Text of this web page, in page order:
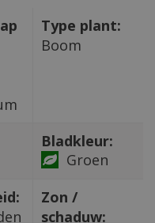
Type plant:
Boom
Bladkleur:
Groen
Zon /
schaduw: